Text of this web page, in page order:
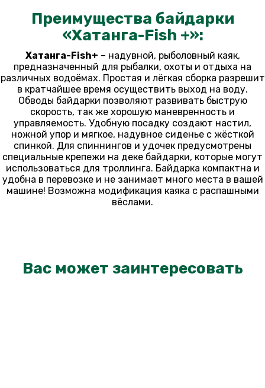
Преимущества байдарки
«Хатанга-Fish +»:
Хатанга-Fish+ – надувной, рыболовный каяк,
предназначенный для рыбалки, охоты и отдыха на
различных водоёмах. Простая и лёгкая сборка разрешит
в кратчайшее время осуществить выход на воду.
Обводы байдарки позволяют развивать быструю
скорость, так же хорошую маневренность и
управляемость. Удобную посадку создают настил,
ножной упор и мягкое, надувное сиденье с жёсткой
спинкой. Для спиннингов и удочек предусмотрены
специальные крепежи на деке байдарки, которые могут
использоваться для троллинга. Байдарка компактна и
удобна в перевозке и не занимает много места в вашей
машине! Возможна модификация каяка с распашными
вёслами.
Вас может заинтересовать